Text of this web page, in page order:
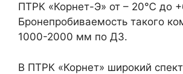
ПТРК «Корнет-Э» от – 20℃ до
Бронепробиваемость такого
1000-2000 мм по ДЗ.
В ПТРК «Корнет» широкий